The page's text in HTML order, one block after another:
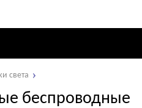
света
беспроводные